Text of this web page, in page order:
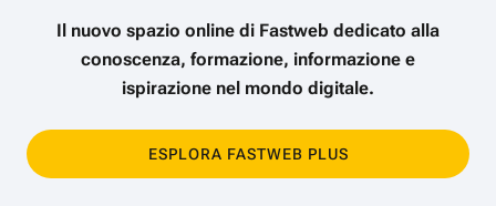
Il nuovo spazio online di Fastweb dedicato alla
conoscenza, formazione, informazione e
ispirazione nel mondo digitale.
ESPLORA FASTWEB PLUS